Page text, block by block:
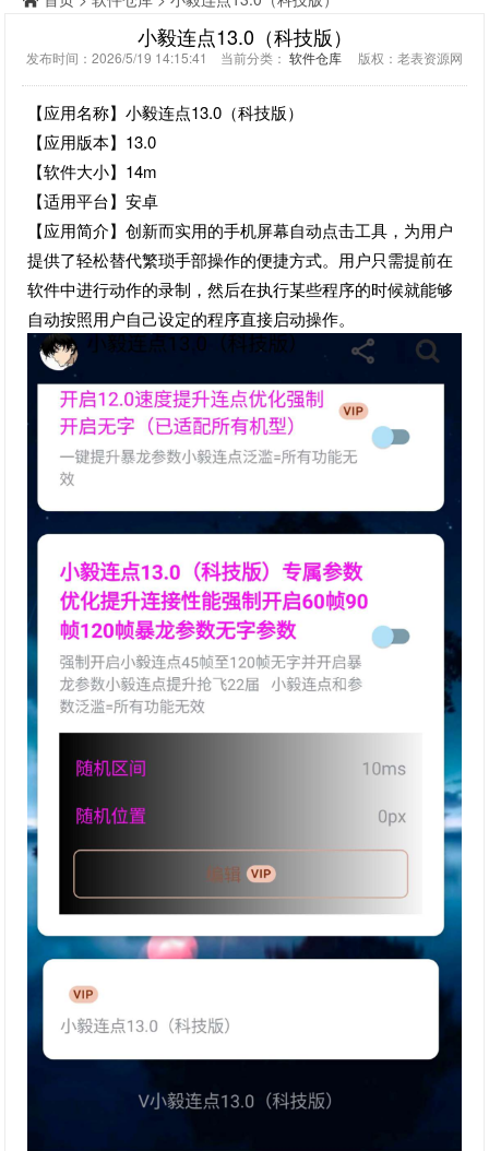
小毅连点13.0（科技版）
发布时间：2026/5/19 14:15:41 当前分类： 软件仓库 版权：老表资源网
【应用名称】小毅连点13.0（科技版）
【应用版本】13.0
【软件大小】14m
【适用平台】安卓
【应用简介】创新而实用的手机屏幕自动点击工具，为用户
提供了轻松替代繁琐手部操作的便捷方式。用户只需提前在
软件中进行动作的录制，然后在执行某些程序的时候就能够
自动按照用户自己设定的程序直接启动操作。